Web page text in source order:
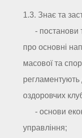
1.3. Знає та
- постанови
про основні
масової та
регламентують
оздоровчих
- основи
управління;